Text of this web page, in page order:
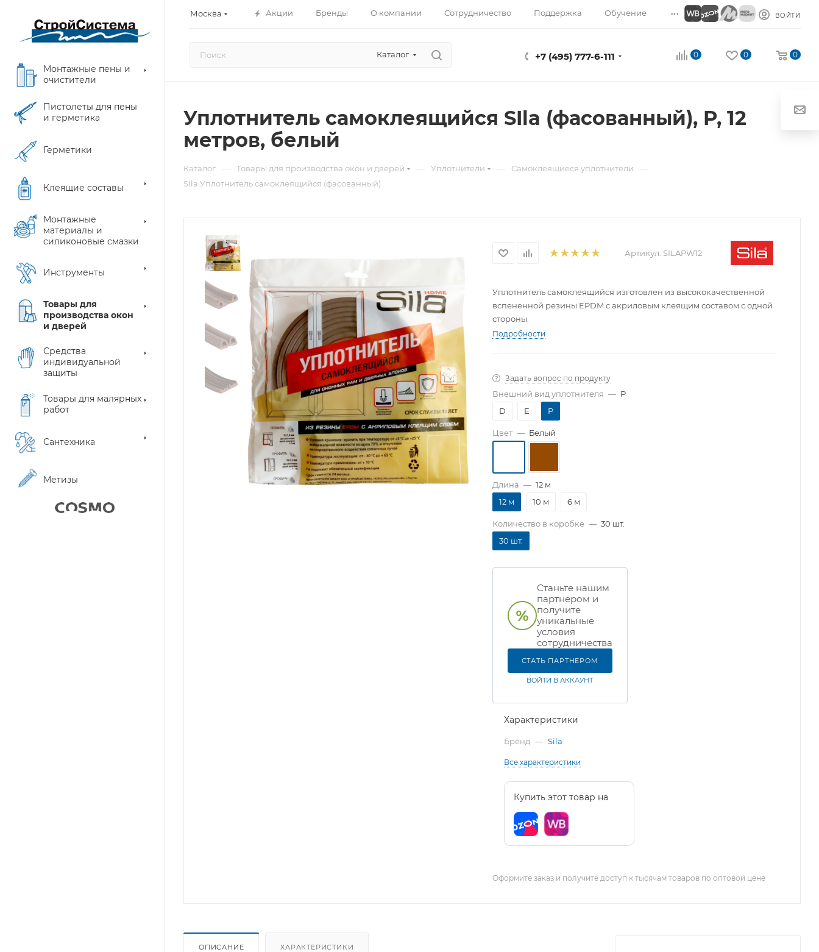
Москва Акции Бренды О компании Сотрудничество Поддержка Обучение ... ВОЙТИ
Каталог +7 (495) 777-6-111 0 0 0
Монтажные пены и
очистители
Пистолеты для пены
и герметика
Герметики
Клеящие составы
Монтажные
материалы и
силиконовые смазки
Инструменты
Товары для
производства окон
и дверей
Средства
индивидуальной
защиты
Товары для малярных
работ
Сантехника
Метизы
Уплотнитель самоклеящийся SIla (фасованный), P, 12
метров, белый
Каталог — Товары для производства окон и дверей — Уплотнители — Самоклеящиеся уплотнители —
SIla Уплотнитель самоклеящийся (фасованный)
Артикул: SILAPW12
Уплотнитель самоклеящийся изготовлен из высококачественной
вспененной резины EPDM с акриловым клеящим составом с одной
стороны.
Подробности
Задать вопрос по продукту
Внешний вид уплотнителя — P
D
E P
Цвет — Белый
Длина — 12 м
12 м
10 м 6 м
Количество в коробке — 30 шт.
30 шт.
Станьте нашим
партнером и
получите
уникальные
условия
сотрудничества
СТАТЬ ПАРТНЕРОМ
ВОЙТИ В АККАУНТ
Характеристики
Бренд — Sila
Все характеристики
Купить этот товар на
Оформите заказ и получите доступ к тысячам товаров по оптовой цене
ОПИСАНИЕ ХАРАКТЕРИСТИКИ